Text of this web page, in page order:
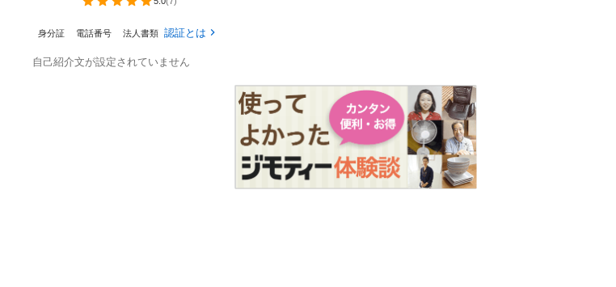
身分証 電話番号 法人書類 認証とは
自己紹介文が設定されていません